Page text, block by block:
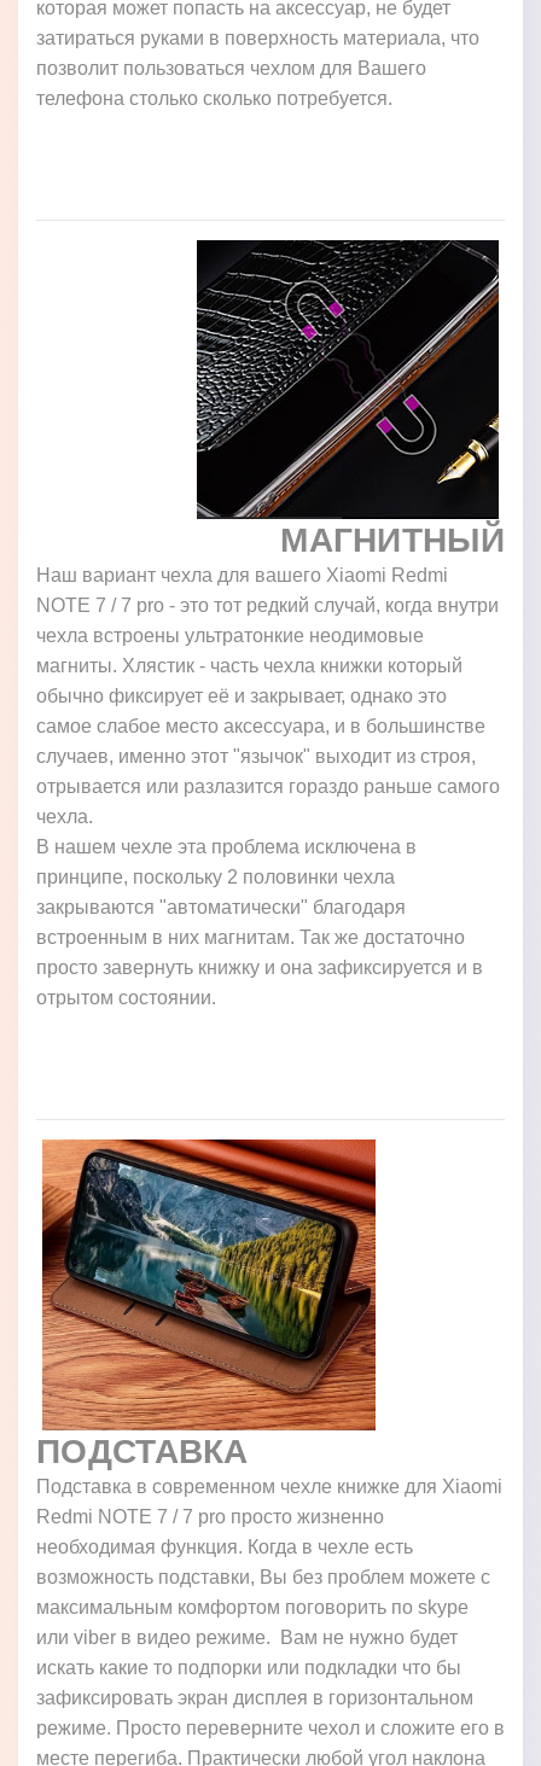
которая может попасть на аксессуар, не будет
затираться руками в поверхность материала, что
позволит пользоваться чехлом для Вашего
телефона столько сколько потребуется.
МАГНИТНЫЙ
Наш вариант чехла для вашего Xiaomi Redmi
NOTE 7 / 7 pro - это тот редкий случай, когда внутри
чехла встроены ультратонкие неодимовые
магниты. Хлястик - часть чехла книжки который
обычно фиксирует её и закрывает, однако это
самое слабое место аксессуара, и в большинстве
случаев, именно этот "язычок" выходит из строя,
отрывается или разлазится гораздо раньше самого
чехла.
В нашем чехле эта проблема исключена в
принципе, поскольку 2 половинки чехла
закрываются "автоматически" благодаря
встроенным в них магнитам. Так же достаточно
просто завернуть книжку и она зафиксируется и в
отрытом состоянии.
ПОДСТАВКА
Подставка в современном чехле книжке для Xiaomi
Redmi NOTE 7 / 7 pro просто жизненно
необходимая функция. Когда в чехле есть
возможность подставки, Вы без проблем можете с
максимальным комфортом поговорить по skype
или viber в видео режиме. Вам не нужно будет
искать какие то подпорки или подкладки что бы
зафиксировать экран дисплея в горизонтальном
режиме. Просто переверните чехол и сложите его в
месте перегиба. Практически любой угол наклона